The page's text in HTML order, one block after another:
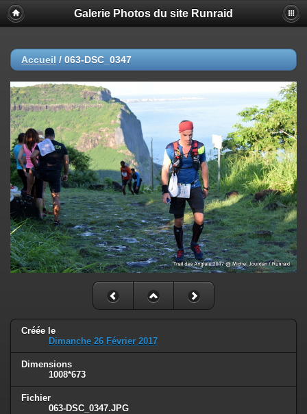
Galerie Photos du site Runraid
Accueil / 063-DSC_0347
Créée le
Dimanche 26 Février 2017
Dimensions
1008*673
Fichier
063-DSC_0347.JPG